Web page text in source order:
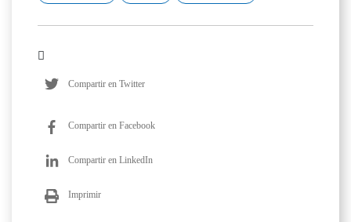
Compartir en Twitter
Compartir en Facebook
Compartir en LinkedIn
Imprimir